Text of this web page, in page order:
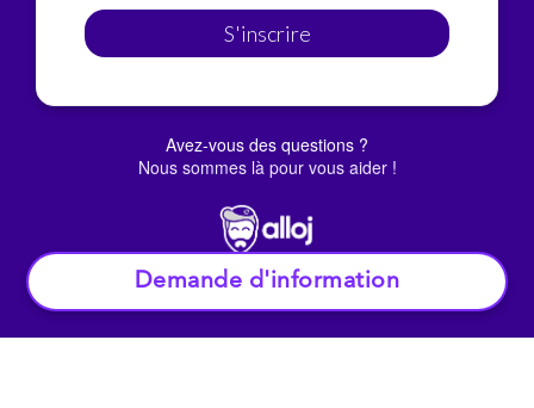
Demande d'information
S'inscrire
Avez-vous des questions ?
Nous sommes là pour vous aider !
© Alloj.2022 Tous droits réservés